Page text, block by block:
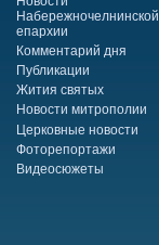
Набережночелнинской
епархии
Комментарий дня
Публикации
Жития святых
Новости митрополии
Церковные новости
Фоторепортажи
Видеосюжеты